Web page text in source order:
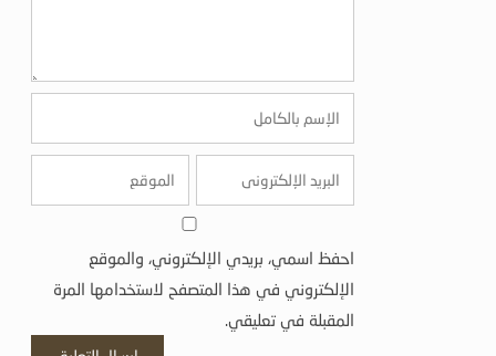
احفظ اسمي، بريدي الإلكتروني، والموقع
الإلكتروني في هذا المتصفح لاستخدامها المرة
المقبلة في تعليقي.